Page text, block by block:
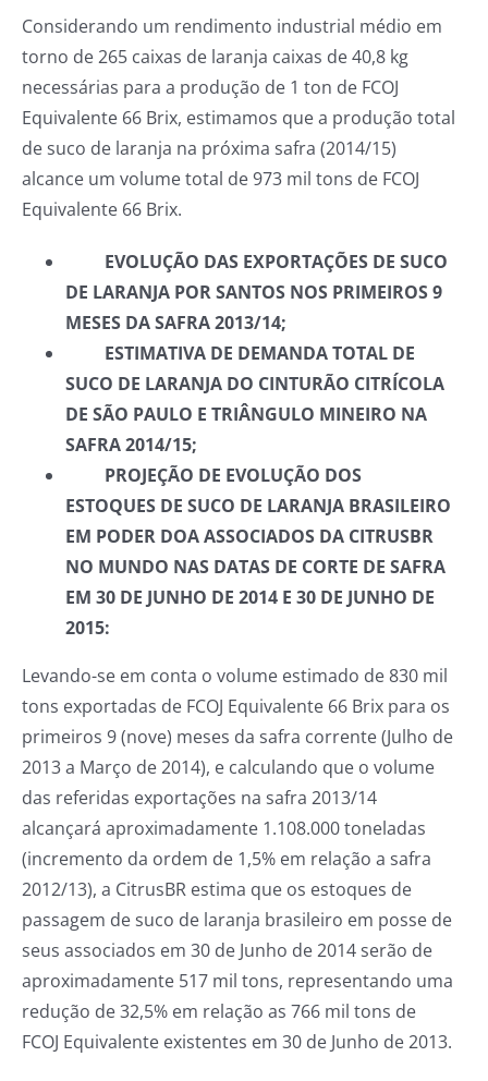
Considerando um rendimento industrial médio em
torno de 265 caixas de laranja caixas de 40,8 kg
necessárias para a produção de 1 ton de FCOJ
Equivalente 66 Brix, estimamos que a produção total
de suco de laranja na próxima safra (2014/15)
alcance um volume total de 973 mil tons de FCOJ
Equivalente 66 Brix.
EVOLUÇÃO DAS EXPORTAÇÕES DE SUCO
DE LARANJA POR SANTOS NOS PRIMEIROS 9
MESES DA SAFRA 2013/14;
ESTIMATIVA DE DEMANDA TOTAL DE
SUCO DE LARANJA DO CINTURÃO CITRÍCOLA
DE SÃO PAULO E TRIÂNGULO MINEIRO NA
SAFRA 2014/15;
PROJEÇÃO DE EVOLUÇÃO DOS
ESTOQUES DE SUCO DE LARANJA BRASILEIRO
EM PODER DOA ASSOCIADOS DA CITRUSBR
NO MUNDO NAS DATAS DE CORTE DE SAFRA
EM 30 DE JUNHO DE 2014 E 30 DE JUNHO DE
2015:
Levando-se em conta o volume estimado de 830 mil
tons exportadas de FCOJ Equivalente 66 Brix para os
primeiros 9 (nove) meses da safra corrente (Julho de
2013 a Março de 2014), e calculando que o volume
das referidas exportações na safra 2013/14
alcançará aproximadamente 1.108.000 toneladas
(incremento da ordem de 1,5% em relação a safra
2012/13), a CitrusBR estima que os estoques de
passagem de suco de laranja brasileiro em posse de
seus associados em 30 de Junho de 2014 serão de
aproximadamente 517 mil tons, representando uma
redução de 32,5% em relação as 766 mil tons de
FCOJ Equivalente existentes em 30 de Junho de 2013.